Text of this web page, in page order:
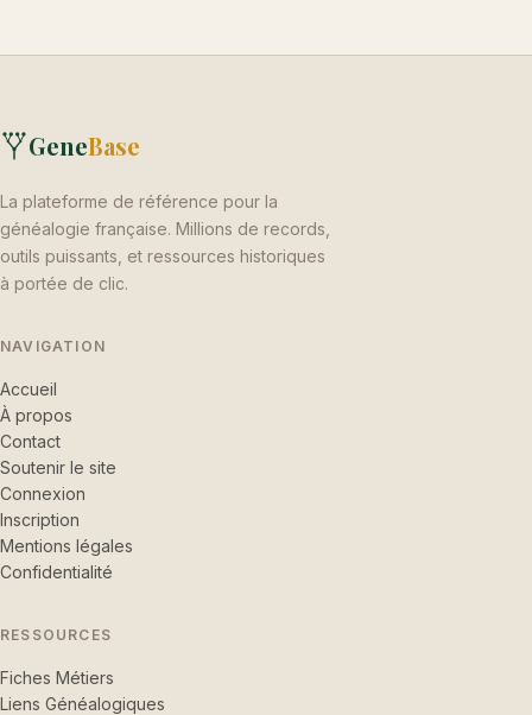
GeneBase
La plateforme de référence pour la
généalogie française. Millions de records,
outils puissants, et ressources historiques
à portée de clic.
NAVIGATION
Accueil
À propos
Contact
Soutenir le site
Connexion
Inscription
Mentions légales
Confidentialité
RESSOURCES
Fiches Métiers
Liens Généalogiques